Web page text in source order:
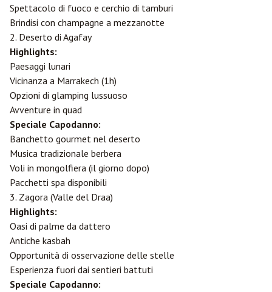
Spettacolo di fuoco e cerchio di tamburi
Brindisi con champagne a mezzanotte
2. Deserto di Agafay
Highlights:
Paesaggi lunari
Vicinanza a Marrakech (1h)
Opzioni di glamping lussuoso
Avventure in quad
Speciale Capodanno:
Banchetto gourmet nel deserto
Musica tradizionale berbera
Voli in mongolfiera (il giorno dopo)
Pacchetti spa disponibili
3. Zagora (Valle del Draa)
Highlights:
Oasi di palme da dattero
Antiche kasbah
Opportunità di osservazione delle stelle
Esperienza fuori dai sentieri battuti
Speciale Capodanno: